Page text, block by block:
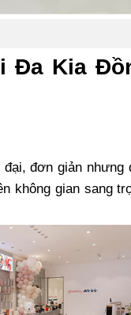
Đa Kia
đơn giản nhưng
không gian sang